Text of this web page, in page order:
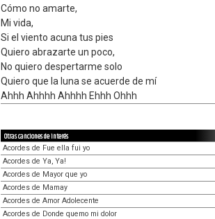
Cómo no amarte,
Mi vida,
Si el viento acuna tus pies
Quiero abrazarte un poco,
No quiero despertarme solo
Quiero que la luna se acuerde de mí
Ahhh Ahhhh Ahhhh Ehhh Ohhh
Otras canciones de interés
Acordes de Fue ella fui yo
Acordes de Ya, Ya!
Acordes de Mayor que yo
Acordes de Mamay
Acordes de Amor Adolecente
Acordes de Donde quemo mi dolor